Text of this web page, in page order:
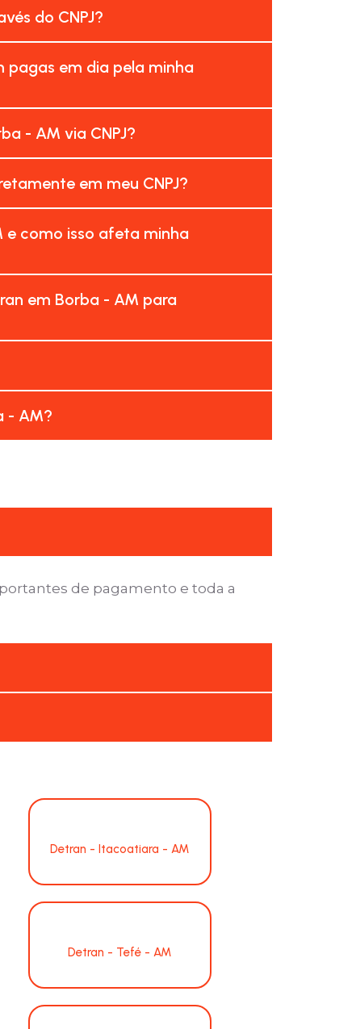
do CNPJ?
pagas em dia pela minha
- AM via CNPJ?
em meu CNPJ?
e como isso afeta minha
em Borba - AM para
- AM?
de pagamento e toda a
Detran - Itacoatiara - AM
Detran - Tefé - AM